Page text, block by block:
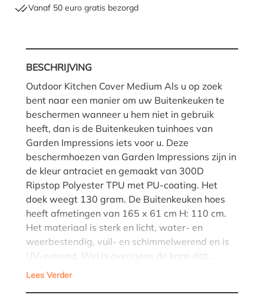
Vanaf 50 euro gratis bezorgd
BESCHRIJVING
Outdoor Kitchen Cover Medium Als u op zoek
bent naar een manier om uw Buitenkeuken te
beschermen wanneer u hem niet in gebruik
heeft, dan is de Buitenkeuken tuinhoes van
Garden Impressions iets voor u. Deze
beschermhoezen van Garden Impressions zijn in
de kleur antraciet en gemaakt van 300D
Ripstop Polyester TPU met PU-coating. Het
doek weegt 130 gram. De Buitenkeuken hoes
heeft afmetingen van 165 x 61 cm H: 110 cm.
Het materiaal is sterk en licht, water- en
weerbestendig, vuil- en schimmelwerend en is
UV-werend. Wel is overigens de kans dat…
Lees Verder